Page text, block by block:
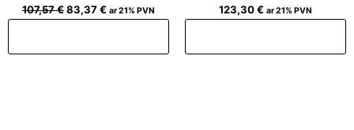
107,57€83,37€ ar 21% PVN
123,30€ ar 21% PVN